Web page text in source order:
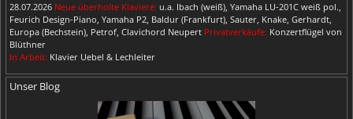
28.07.2026 Neue überholte Klaviere: u.a. Ibach (weiß), Yamaha LU-201C weiß pol.,
Feurich Design-Piano, Yamaha P2, Baldur (Frankfurt), Sauter, Knake, Gerhardt,
Europa (Bechstein), Petrof, Clavichord Neupert Privatverkäufe: Konzertflügel von
Blüthner
In Arbeit: Klavier Uebel & Lechleiter
Unser Blog